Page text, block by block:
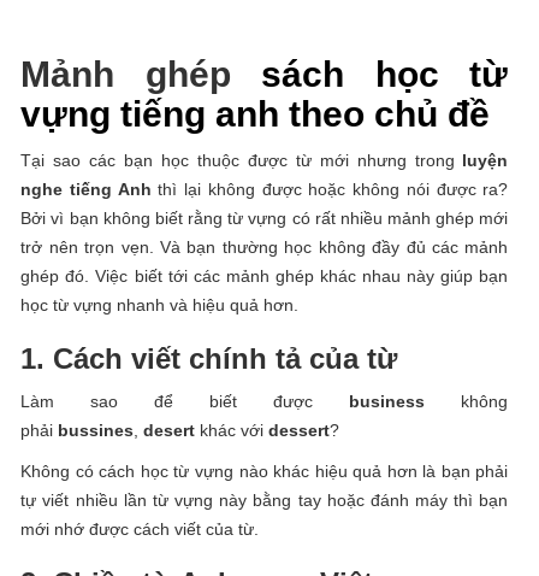
Mảnh ghép sách học từ
vựng tiếng anh theo chủ đề
Tại sao các bạn học thuộc được từ mới nhưng trong luyện
nghe tiếng Anh thì lại không được hoặc không nói được ra?
Bởi vì bạn không biết rằng từ vựng có rất nhiều mảnh ghép mới
trở nên trọn vẹn. Và bạn thường học không đầy đủ các mảnh
ghép đó. Việc biết tới các mảnh ghép khác nhau này giúp bạn
học từ vựng nhanh và hiệu quả hơn.
1. Cách viết chính tả của từ
Làm sao để biết được business không
phải bussines,desert khác vớidessert?
Không có cách học từ vựng nào khác hiệu quả hơn là bạn phải
tự viết nhiều lần từ vựng này bằng tay hoặc đánh máy thì bạn
mới nhớ được cách viết của từ.